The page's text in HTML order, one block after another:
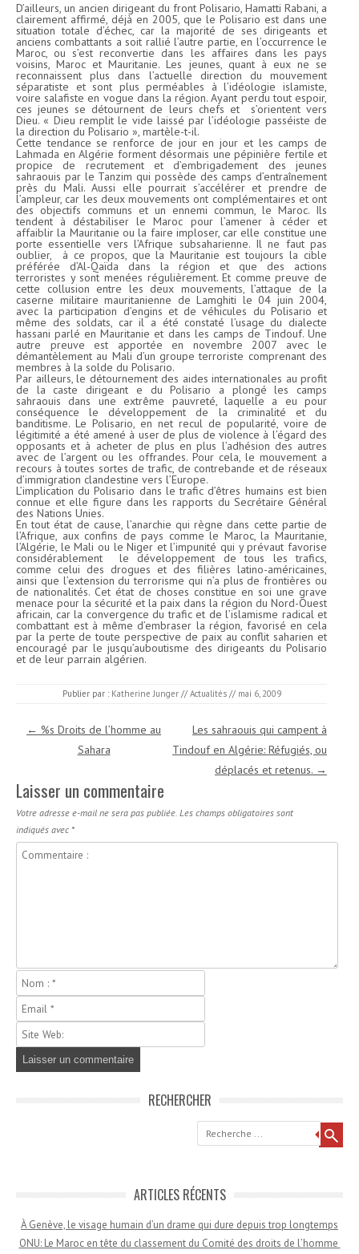
D’ailleurs, un ancien dirigeant du front Polisario, Hamatti Rabani, a
clairement affirmé, déjà en 2005, que le Polisario est dans une
situation totale d’échec, car la majorité de ses dirigeants et
anciens combattants a soit rallié l’autre partie, en l’occurrence le
Maroc, ou s’est reconvertie dans les affaires dans les pays
voisins, Maroc et Mauritanie. Les jeunes, quant à eux ne se
reconnaissent plus dans l’actuelle direction du mouvement
séparatiste et sont plus perméables à l’idéologie islamiste,
voire salafiste en vogue dans la région. Ayant perdu tout espoir,
ces jeunes se détournent de leurs chefs et s’orientent vers
Dieu. « Dieu remplit le vide laissé par l’idéologie passéiste de
la direction du Polisario », martèle-t-il.
Cette tendance se renforce de jour en jour et les camps de
Lahmada en Algérie forment désormais une pépinière fertile et
propice de recrutement et d’embrigadement des jeunes
sahraouis par le Tanzim qui possède des camps d’entraînement
près du Mali. Aussi elle pourrait s’accélérer et prendre de
l’ampleur, car les deux mouvements ont complémentaires et ont
des objectifs communs et un ennemi commun, le Maroc. Ils
tendent à déstabiliser le Maroc pour l’amener à céder et
affaiblir la Mauritanie ou la faire imploser, car elle constitue une
porte essentielle vers l’Afrique subsaharienne. Il ne faut pas
oublier, à ce propos, que la Mauritanie est toujours la cible
préférée d’Al-Qaïda dans la région et que des actions
terroristes y sont menées régulièrement. Et comme preuve de
cette collusion entre les deux mouvements, l’attaque de la
caserne militaire mauritanienne de Lamghiti le 04 juin 2004,
avec la participation d’engins et de véhicules du Polisario et
même des soldats, car il a été constaté l’usage du dialecte
hassani parlé en Mauritanie et dans les camps de Tindouf. Une
autre preuve est apportée en novembre 2007 avec le
démantèlement au Mali d’un groupe terroriste comprenant des
membres à la solde du Polisario.
Par ailleurs, le détournement des aides internationales au profit
de la caste dirigeant e du Polisario a plongé les camps
sahraouis dans une extrême pauvreté, laquelle a eu pour
conséquence le développement de la criminalité et du
banditisme. Le Polisario, en net recul de popularité, voire de
légitimité a été amené à user de plus de violence à l’égard des
opposants et à acheter de plus en plus l’adhésion des autres
avec de l’argent ou les offrandes. Pour cela, le mouvement a
recours à toutes sortes de trafic, de contrebande et de réseaux
d’immigration clandestine vers l’Europe.
L’implication du Polisario dans le trafic d’êtres humains est bien
connue et elle figure dans les rapports du Secrétaire Général
des Nations Unies.
En tout état de cause, l’anarchie qui règne dans cette partie de
l’Afrique, aux confins de pays comme le Maroc, la Mauritanie,
l’Algérie, le Mali ou le Niger et l’impunité qui y prévaut favorise
considérablement le développement de tous les trafics,
comme celui des drogues et des filières latino-américaines,
ainsi que l’extension du terrorisme qui n’a plus de frontières ou
de nationalités. Cet état de choses constitue en soi une grave
menace pour la sécurité et la paix dans la région du Nord-Ouest
africain, car la convergence du trafic et de l’islamisme radical et
combattant est à même d’embraser la région, favorisé en cela
par la perte de toute perspective de paix au conflit saharien et
encouragé par le jusqu’auboutisme des dirigeants du Polisario
et de leur parrain algérien.
Publier par : Katherine Junger // Actualités // mai 6, 2009
Navigation des articles
← %s Droits de l’homme au
Sahara
Les sahraouis qui campent à
Tindouf en Algérie: Réfugiés, ou
déplacés et retenus. →
Laisser un commentaire
Votre adresse e-mail ne sera pas publiée. Les champs obligatoires sont
indiqués avec *
RECHERCHER
Recherche
ARTICLES RÉCENTS
À Genève, le visage humain d’un drame qui dure depuis trop longtemps
ONU: Le Maroc en tête du classement du Comité des droits de l’homme